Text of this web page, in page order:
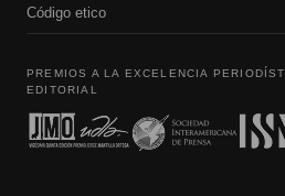
Código etico
PREMIOS A LA EXCELENCIA
EDITORIAL